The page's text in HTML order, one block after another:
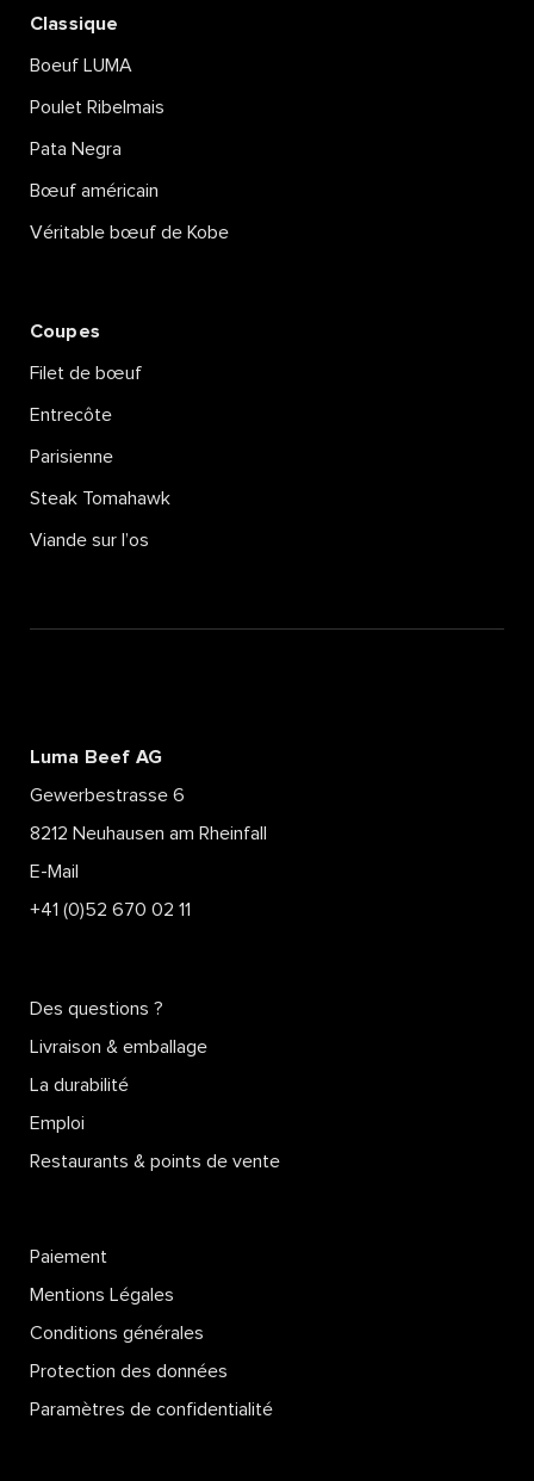
Classique
Boeuf LUMA
Poulet Ribelmais
Pata Negra
Bœuf américain
Véritable bœuf de Kobe
Coupes
Filet de bœuf
Entrecôte
Parisienne
Steak Tomahawk
Viande sur l’os
Luma Beef AG
Gewerbestrasse 6
8212 Neuhausen am Rheinfall
E-Mail
+41 (0)52 670 02 11
Des questions ?
Livraison & emballage
La durabilité
Emploi
Restaurants & points de vente
Paiement
Mentions Légales
Conditions générales
Protection des données
Paramètres de confidentialité